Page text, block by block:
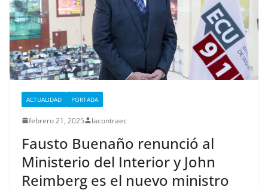
ACTUALIDAD PORTADA
febrero 21, 2025 lacontraec
Fausto Buenaño renunció al
Ministerio del Interior y John
Reimberg es el nuevo ministro